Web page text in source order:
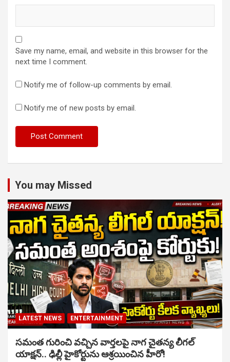
Save my name, email, and website in this browser for the
next time I comment.
Notify me of follow-up comments by email.
Notify me of new posts by email.
You may Missed
LATEST NEWS ENTERTAINMENT
సమంత గురించి వచ్చిన వార్తలపై నాగ చైతన్య లీగల్
యాక్షన్.. ఢిల్లీ హైకోర్టును ఆశ్రయించిన హీరో!